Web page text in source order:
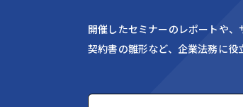
開催したセミナーのレポートや、
契約書の雛形など、企業法務に役